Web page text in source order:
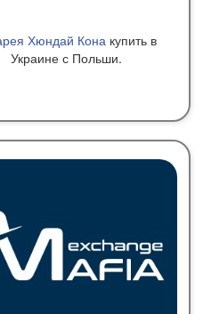
Хюндай Кона купить в
Украине с Польши.